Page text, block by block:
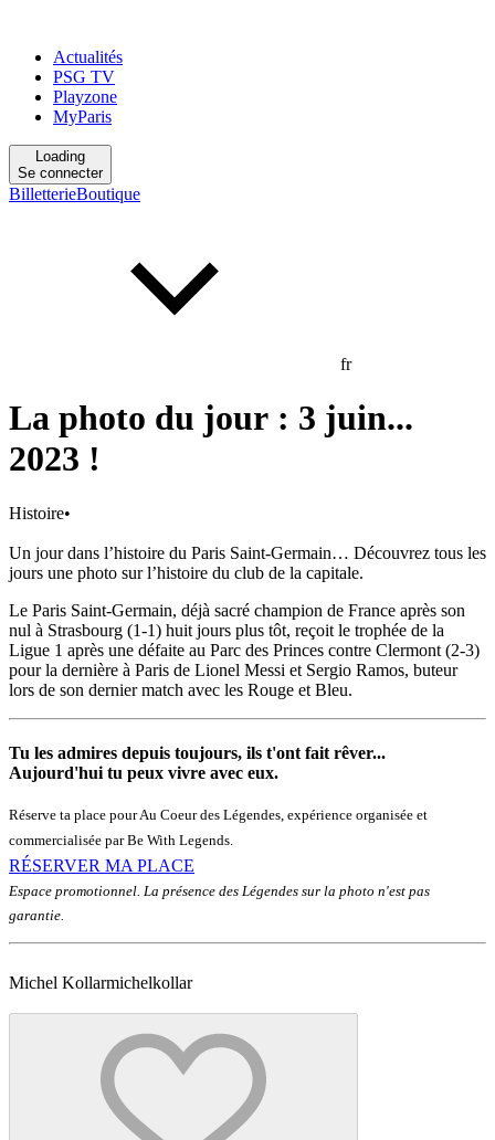
Actualités
PSG TV
Playzone
MyParis
Loading
Se connecter
BilletterieBoutique
fr
La photo du jour : 3 juin...
2023 !
Histoire•
Un jour dans l’histoire du Paris Saint-Germain… Découvrez tous les
jours une photo sur l’histoire du club de la capitale.
Le Paris Saint-Germain, déjà sacré champion de France après son
nul à Strasbourg (1-1) huit jours plus tôt, reçoit le trophée de la
Ligue 1 après une défaite au Parc des Princes contre Clermont (2-3)
pour la dernière à Paris de Lionel Messi et Sergio Ramos, buteur
lors de son dernier match avec les Rouge et Bleu.
Tu les admires depuis toujours, ils t'ont fait rêver...
Aujourd'hui tu peux vivre avec eux.
Réserve ta place pour Au Coeur des Légendes, expérience organisée et
commercialisée par Be With Legends.
RÉSERVER MA PLACE
Espace promotionnel. La présence des Légendes sur la photo n'est pas
garantie.
Michel Kollarmichelkollar